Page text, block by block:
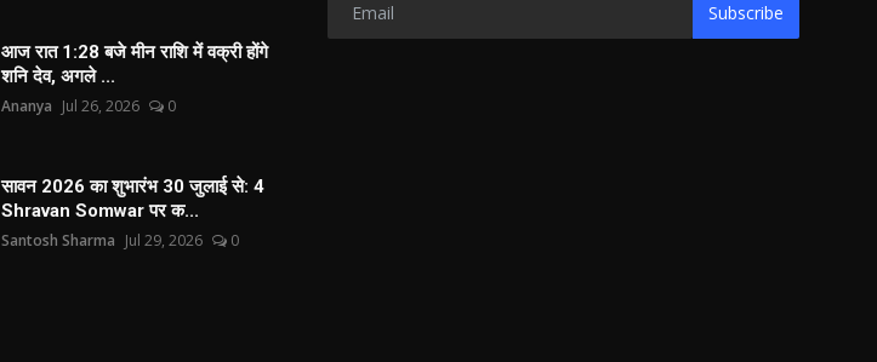
आज रात 1:28 बजे मीन राशि में वक्री होंगे
शनि देव, अगले ...
Ananya Jul 26, 2026 0
सावन 2026 का शुभारंभ 30 जुलाई से: 4
Shravan Somwar पर क...
Santosh Sharma Jul 29, 2026 0
Subscribe